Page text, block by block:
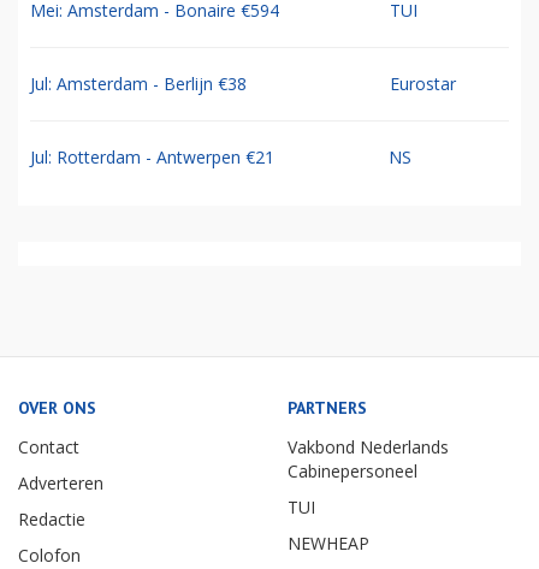
Mei: Amsterdam - Bonaire €594 TUI
Jul: Amsterdam - Berlijn €38 Eurostar
Jul: Rotterdam - Antwerpen €21 NS
OVER ONS
Contact
Adverteren
Redactie
Colofon
PARTNERS
Vakbond Nederlands
Cabinepersoneel
TUI
NEWHEAP